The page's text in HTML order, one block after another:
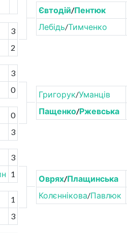
3
2
3
0
0
3
3
1
1
3
Євтодій/Пентюк
Лебідь/Тимченко
Григорук/Уманців
Пащенко/Ржевська
Оврях/Плащинська
Колєннікова/Павлюк